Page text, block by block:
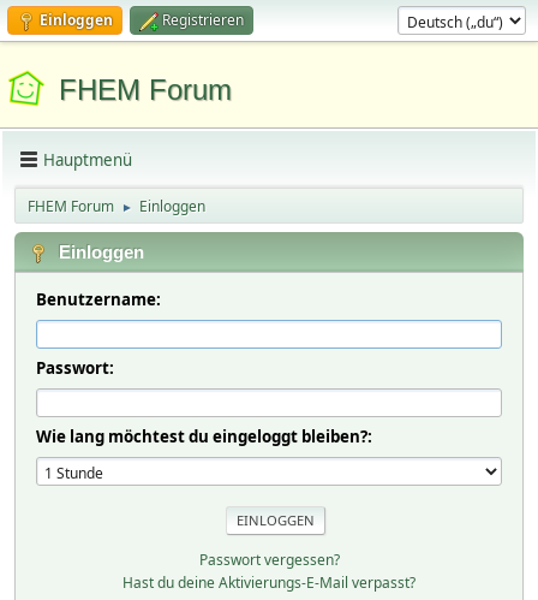
Einloggen Registrieren
FHEM Forum
Hauptmenü
FHEM Forum ► Einloggen
Einloggen
Benutzername:
Passwort:
Wie lang möchtest du eingeloggt bleiben?:
Passwort vergessen?
Hast du deine Aktivierungs-E-Mail verpasst?